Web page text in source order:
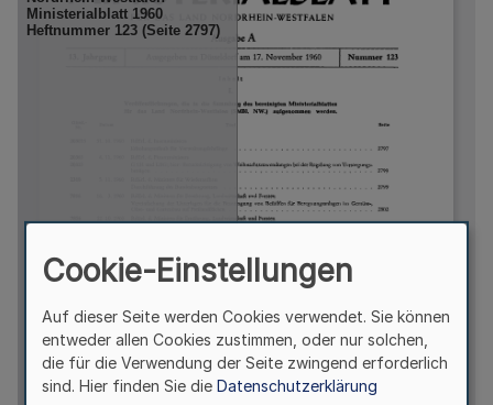
Cookie-Einstellungen
Auf dieser Seite werden Cookies verwendet. Sie können
entweder allen Cookies zustimmen, oder nur solchen,
die für die Verwendung der Seite zwingend erforderlich
sind. Hier finden Sie die Datenschutzerklärung